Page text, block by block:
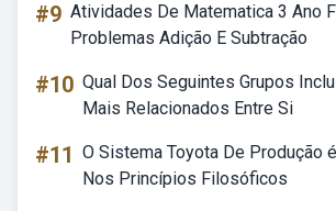
#9 Atividades De Matematica 3 Ano
Problemas Adição E Subtração
#10 Qual Dos Seguintes Grupos
Mais Relacionados Entre Si
#11 O Sistema Toyota De Produção
Nos Princípios Filosóficos